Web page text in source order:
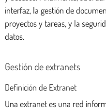
interfaz, la gestión de
proyectos y tareas, y la
datos.
Gestión de extranets
Definición de Extranet
Una extranet es una red